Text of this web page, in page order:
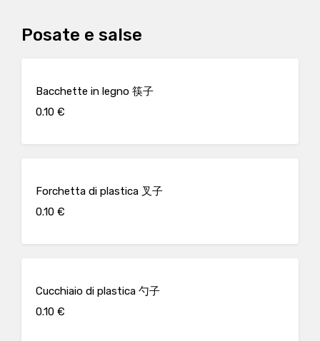
Posate e salse
Bacchette in legno 筷子
0.10 €
Forchetta di plastica 叉子
0.10 €
Cucchiaio di plastica 勺子
0.10 €